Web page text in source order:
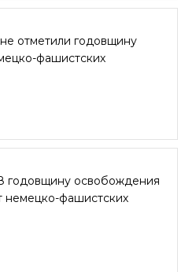
отметили годовщину
фашистских
годовщину освобождения
немецко-фашистских